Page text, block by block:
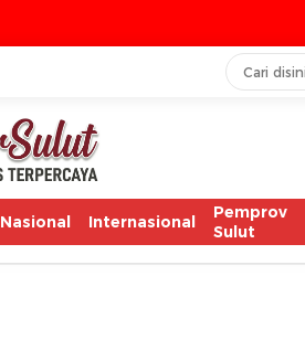
Nasional Internasional
Pemprov
Sulut